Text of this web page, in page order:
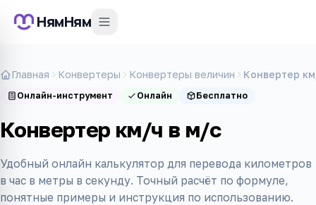
НямНям
Главная Конвертеры Конвертеры величин Конвертер
Онлайн-инструмент Онлайн Бесплатно
Конвертер км/ч в м/с
Удобный онлайн калькулятор для перевода километров
в час в метры в секунду. Точный расчёт по формуле,
понятные примеры и инструкция по использованию.